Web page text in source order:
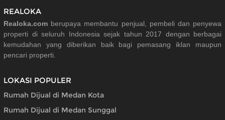
REALOKA
Realoka.com berupaya membantu penjual, pembeli dan penyewa
properti di seluruh Indonesia sejak tahun 2017 dengan berbagai
kemudahan yang diberikan baik bagi pemasang iklan maupun
pencari properti.
LOKASI POPULER
Rumah Dijual di Medan Kota
Rumah Dijual di Medan Sunggal